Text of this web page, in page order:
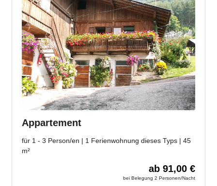
Jenesien-Newsletter
Jenesien auch in der Ferne immer ganz nah - mit
Melde dich jetzt an und hol dir die neuesten Infos zu